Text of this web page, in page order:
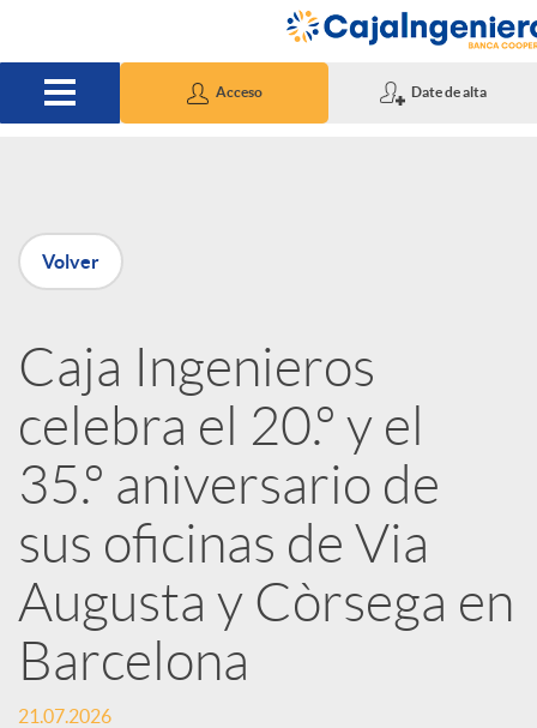
Acceso Date de alta
P
u
b
l
i
c
a
Volver
Caja Ingenieros
celebra el 20.º y el
35.º aniversario de
sus oficinas de Via
Augusta y Còrsega en
Barcelona
21.07.2026